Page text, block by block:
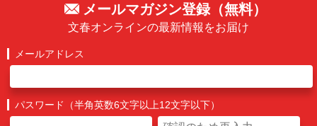
メールマガジン登録（無料）
文春オンラインの最新情報をお届け
メールアドレス
パスワード（半角英数6文字以上12文字以下）